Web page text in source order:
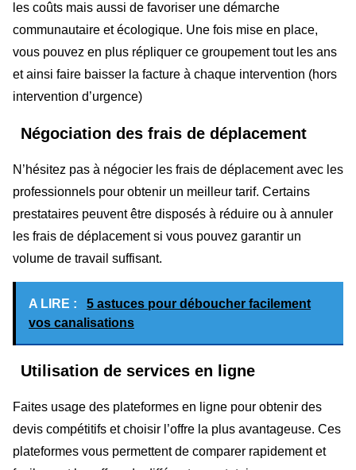
les coûts mais aussi de favoriser une démarche
communautaire et écologique. Une fois mise en place,
vous pouvez en plus répliquer ce groupement tout les ans
et ainsi faire baisser la facture à chaque intervention (hors
intervention d’urgence)
Négociation des frais de déplacement
N’hésitez pas à négocier les frais de déplacement avec les
professionnels pour obtenir un meilleur tarif. Certains
prestataires peuvent être disposés à réduire ou à annuler
les frais de déplacement si vous pouvez garantir un
volume de travail suffisant.
A LIRE :
5 astuces pour déboucher facilement
vos canalisations
Utilisation de services en ligne
Faites usage des plateformes en ligne pour obtenir des
devis compétitifs et choisir l’offre la plus avantageuse. Ces
plateformes vous permettent de comparer rapidement et